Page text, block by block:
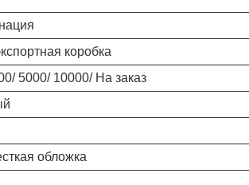
коробка
5000/ 10000/ На заказ
обложка